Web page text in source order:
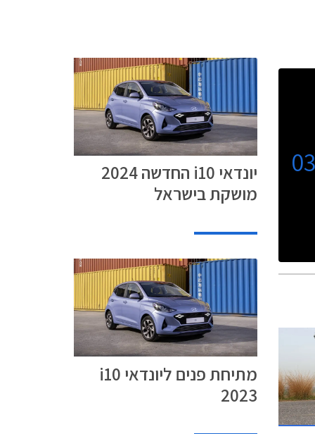
יונדאי i10 החדשה 2024
מושקת בישראל
מתיחת פנים ליונדאי i10
2023